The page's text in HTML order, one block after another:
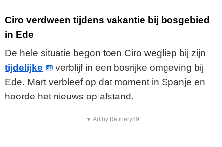
Ciro verdween tijdens vakantie bij bosgebied
in Ede
De hele situatie begon toen Ciro wegliep bij zijn
tijdelijke
verblijf in een bosrijke omgeving bij
Ede. Mart verbleef op dat moment in Spanje en
hoorde het nieuws op afstand.
▼ Ad by Refinery89